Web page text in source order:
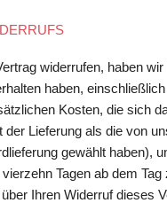
widerrufen, haben
haben,
Kosten, die sich
der Lieferung als die von
gewählt haben),
Tagen ab dem
Ihren Widerruf dieses